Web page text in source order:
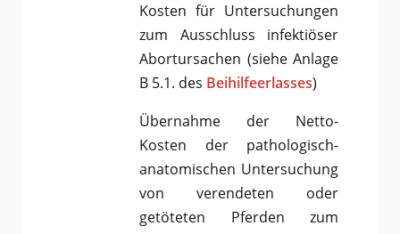
Kosten für Untersuchungen
zum Ausschluss infektiöser
Abortursachen (siehe Anlage
B 5.1. des Beihilfeerlasses)
Übernahme der Netto-
Kosten der pathologisch-
anatomischen Untersuchung
von verendeten oder
getöteten Pferden zum